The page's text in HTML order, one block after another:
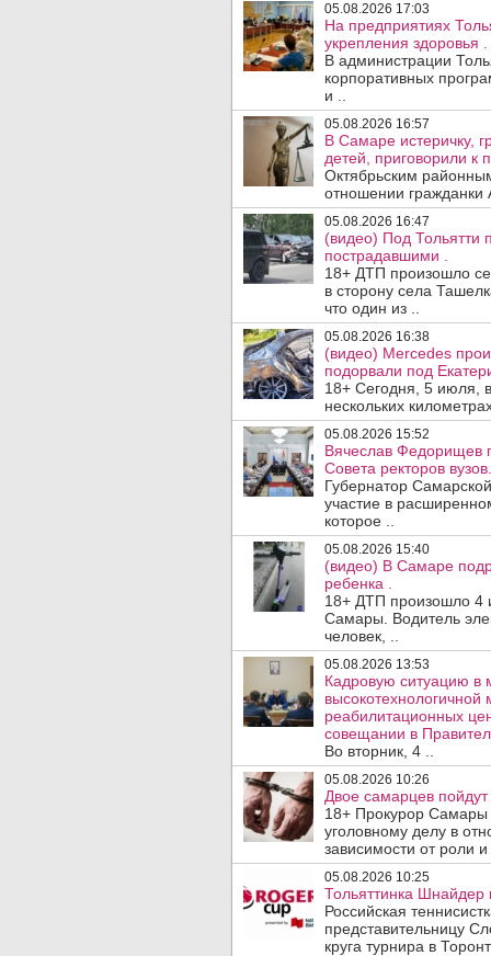
05.08.2026 17:03
На предприятиях
укрепления здоровья .
В администрации
корпоративных
и ..
05.08.2026 16:57
В Самаре истеричку,
детей, приговорили к
Октябрьским
отношении гражданки
05.08.2026 16:47
(видео) Под Тольятти
пострадавшими .
18+ ДТП произошло
в сторону села
что один из ..
05.08.2026 16:38
(видео) Mercedes
подорвали под
18+ Сегодня, 5 июля,
нескольких
05.08.2026 15:52
Вячеслав Федорищев
Совета ректоров вузов.
Губернатор
участие в
которое ..
05.08.2026 15:40
(видео) В Самаре
ребенка .
18+ ДТП произошло
Самары. Водитель
человек, ..
05.08.2026 13:53
Кадровую ситуацию в
реабилитационных
совещании в
Во вторник, 4 ..
05.08.2026 10:26
Двое самарцев пойдут
18+ Прокурор Самары
уголовному делу в
зависимости от роли
05.08.2026 10:25
Тольяттинка Шнайдер
Российская
представительницу
круга турнира в